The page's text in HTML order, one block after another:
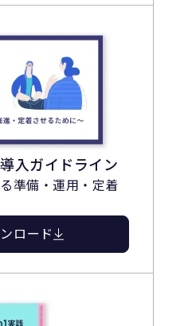
入ガイドライン
準備・運用・定着
ロード